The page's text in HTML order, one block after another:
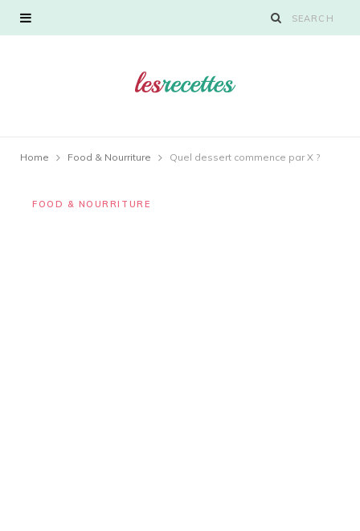
Home Food & Nourriture Quel dessert commence par X ?
FOOD & NOURRITURE